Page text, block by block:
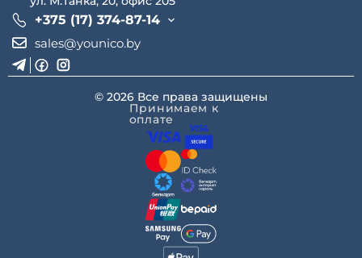
+375 (17) 374-87-14
sales@younico.by
© 2026 Все права защищены
Принимаем к
оплате